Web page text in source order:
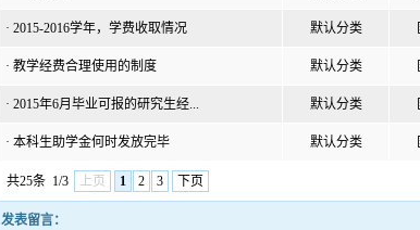
· 2015-2016学年，学费收取情况 默认分类
· 教学经费合理使用的制度 默认分类
· 2015年6月毕业可报的研究生经... 默认分类
· 本科生助学金何时发放完毕 默认分类
共25条 1/3 上页 1 2 3 下页
发表留言：